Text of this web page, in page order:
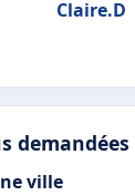
Claire.D
demandées
ville